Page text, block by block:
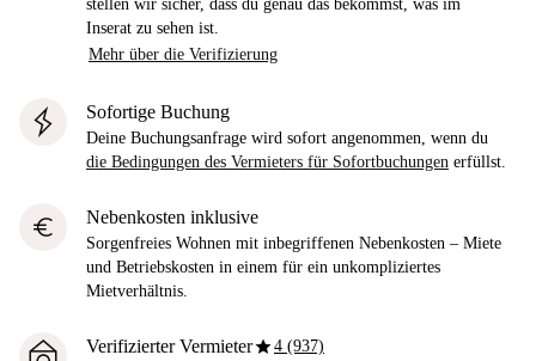
stellen wir sicher, dass du genau das bekommst, was im
Inserat zu sehen ist.
Mehr über die Verifizierung
Sofortige Buchung
Deine Buchungsanfrage wird sofort angenommen, wenn du
die Bedingungen des Vermieters für Sofortbuchungen erfüllst.
euro Nebenkosten inklusive
Sorgenfreies Wohnen mit inbegriffenen Nebenkosten – Miete
und Betriebskosten in einem für ein unkompliziertes
Mietverhältnis.
Verifizierter Vermieterstar4 (937)